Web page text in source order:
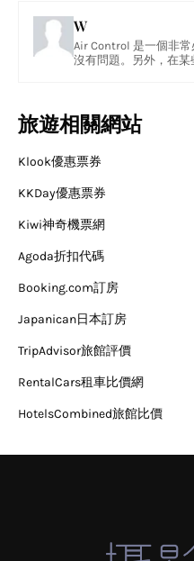
W
Air Control 是一個非
沒有問題。另外，在某
旅遊相關網站
Klook優惠票券
KKDay優惠票券
Kiwi神奇機票網
Agoda折扣代碼
Booking.com訂房
Japanican日本訂房
TripAdvisor旅館評價
RentalCars租車比價網
HotelsCombined旅館比價